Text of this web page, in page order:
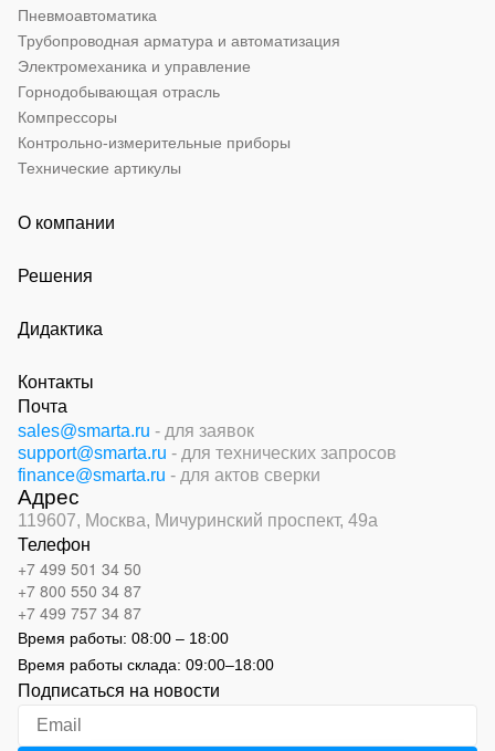
Пневмоавтоматика
Трубопроводная арматура и автоматизация
Электромеханика и управление
Горнодобывающая отрасль
Компрессоры
Контрольно-измерительные приборы
Технические артикулы
О компании
Решения
Дидактика
Контакты
Почта
sales@smarta.ru - для заявок
support@smarta.ru - для технических запросов
finance@smarta.ru - для актов сверки
Адрес
119607, Москва, Мичуринский проспект, 49а
Телефон
+7 499 501 34 50
+7 800 550 34 87
+7 499 757 34 87
Время работы: 08:00 – 18:00
Время работы склада: 09:00–18:00
Подписаться на новости